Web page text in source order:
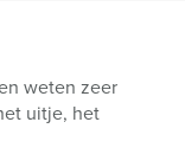
weten zeer
uitje, het